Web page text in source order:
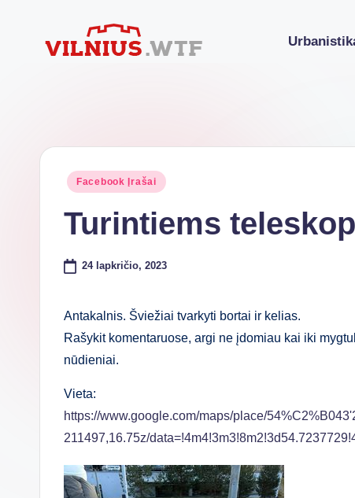
N
ties
durimis
Posted
Facebook Įrašai
Turintiems
24 lapkričio, 2023
Antakalnis. Šviežiai tvarkyti bortai ir kelias.
Rašykit komentaruose, argi ne įdomiau kai iki
nūdieniai.
Vieta:
https://www.google.com/maps/place/
211497,16.75z/